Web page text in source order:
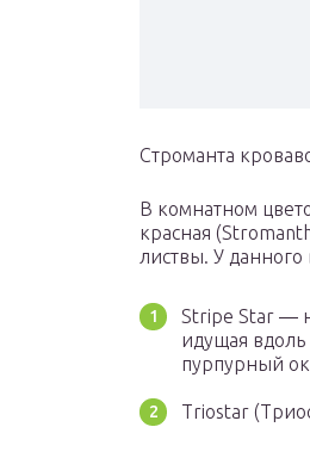
Строманта
В комнатном
красная
листвы. У
Stripe Star ―
идущая
пурпурный
Triostar